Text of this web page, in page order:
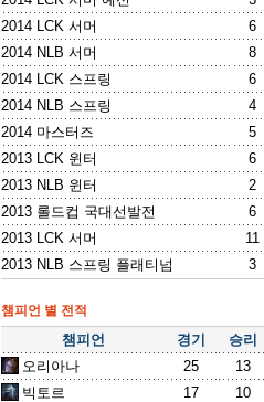
2014 LCK 서머
6
2014 NLB 서머
8
2014 LCK 스프링
6
2014 NLB 스프링
4
2014 마스터즈
5
2013 LCK 윈터
6
2013 NLB 윈터
2
2013 롤드컵 국대선발전
6
2013 LCK 서머
11
2013 NLB 스프링 플래티넘
3
챔피언 별 전적
챔피언 경기
승리
오리아나
25
13
빅토르
17
10